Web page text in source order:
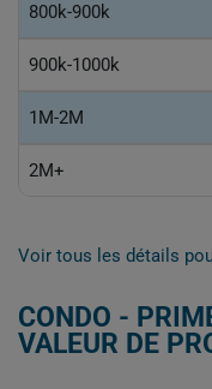
800k-900k
900k-1000k
1M-2M
2M+
Voir tous les détails
CONDO -
VALEUR DE